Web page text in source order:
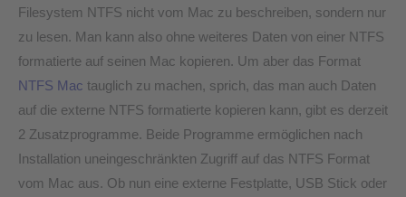
Filesystem NTFS nicht vom Mac zu beschreiben, sondern nur
zu lesen. Man kann also ohne weiteres Daten von einer NTFS
formatierte auf seinen Mac kopieren. Um aber das Format
NTFS Mac tauglich zu machen, sprich, das man auch Daten
auf die externe NTFS formatierte kopieren kann, gibt es derzeit
2 Zusatzprogramme. Beide Programme ermöglichen nach
Installation uneingeschränkten Zugriff auf das NTFS Format
vom Mac aus. Ob nun eine externe Festplatte, USB Stick oder